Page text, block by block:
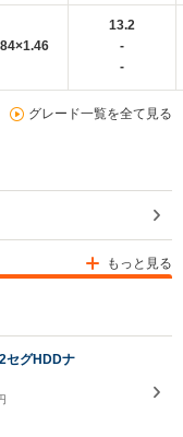
13.2
-
-
グレード一覧を全て見る
もっと見る
セグHDDナ